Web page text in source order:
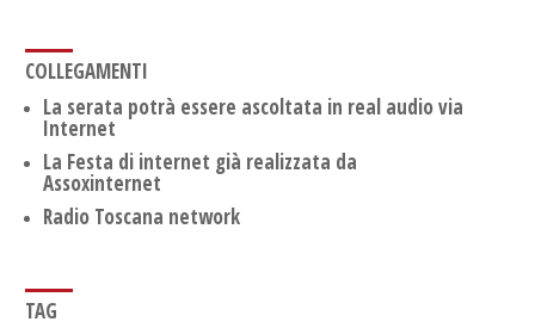
COLLEGAMENTI
La serata potrà essere ascoltata in real audio via
Internet
La Festa di internet già realizzata da
Assoxinternet
Radio Toscana network
TAG